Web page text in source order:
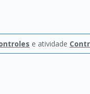
e atividade